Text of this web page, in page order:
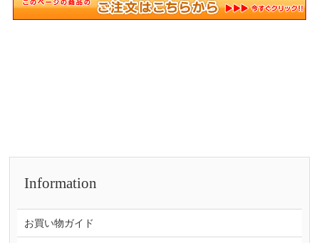
Information
お買い物ガイド